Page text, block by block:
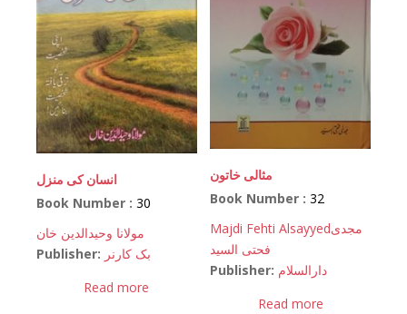
انسان کی منزل
Book Number : 30
مولانا وحیدالدین خان
Publisher: بک کارنر
Read more
مثالی خاتون
Book Number :32
Majdi Fehti Alsayyedمجدی
فحتی السید
Publisher: دارالسلام
Read more